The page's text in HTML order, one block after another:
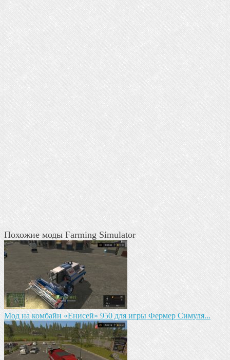
Похожие моды Farming Simulator
Мод на комбайн «Енисей» 950 для игры Фермер Симуля...